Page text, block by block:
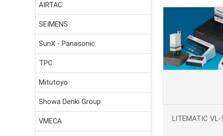
AIRTAC
SEIMENS
SunX - Panasonic
TPC
Mitutoyo
Showa Denki Group
VMECA LITEMATIC